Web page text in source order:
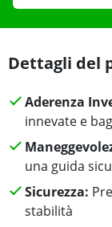
Dettagli del
Aderenza
innevate e
una guida
Sicurezza:
stabilità